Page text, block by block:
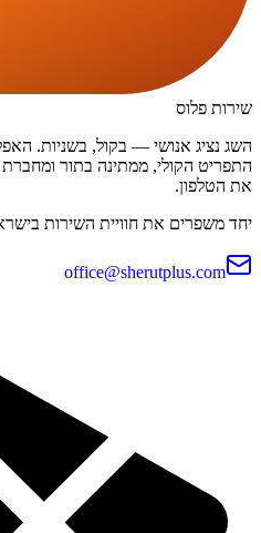
שירות פלוס
השג נציג אנושי — בקול, בשניות.
התפריט הקולי, ממתינה בתור
את הטלפון.
יחד משפרים את חוויית השירות
office@sherutplus.com